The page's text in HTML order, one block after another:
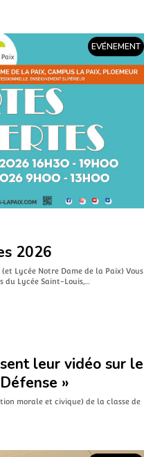
EVÉNEMENT
2026
Lycée Notre Dame de la Paix) Vous
du Lycée Saint-Louis,…
leur vidéo sur le
»
morale et civique) de la classe de